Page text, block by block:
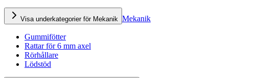
Visa underkategorier för Mekanik Mekanik
Gummifötter
Rattar för 6 mm axel
Rörhållare
Lödstöd